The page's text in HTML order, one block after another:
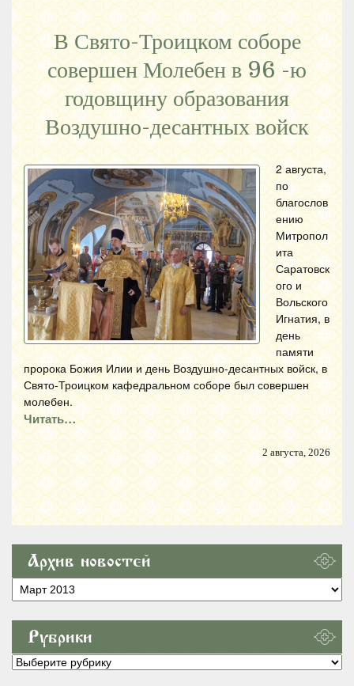
В Свято-Троицком соборе
совершен Молебен в 96 -ю
годовщину образования
Воздушно-десантных войск
2 августа,
по
благослов
ению
Митропол
ита
Саратовск
ого и
Вольского
Игнатия, в
день
памяти
пророка Божия Илии и день Воздушно-десантных войск, в
Свято-Троицком кафедральном соборе был совершен
молебен.
Читать…
2 августа, 2026
Архив новостей
Архив
новостей
Рубрики
Рубрики